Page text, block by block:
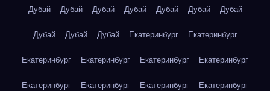
Дубай Дубай Дубай Дубай Дубай Дубай Дубай
Дубай Дубай Дубай Екатеринбург Екатеринбург
Екатеринбург Екатеринбург Екатеринбург Екатеринбург
Екатеринбург Екатеринбург Екатеринбург Екатеринбург